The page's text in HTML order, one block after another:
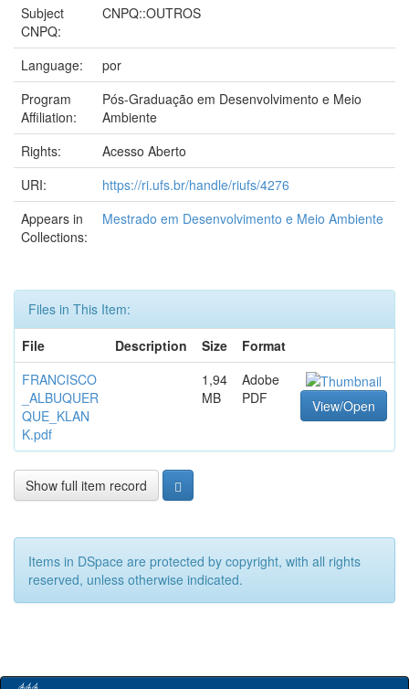
Subject
CNPQ:
CNPQ::OUTROS
Language:
por
Program
Affiliation:
Pós-Graduação em Desenvolvimento e Meio
Ambiente
Rights:
Acesso Aberto
URI:
https://ri.ufs.br/handle/riufs/4276
Appears in
Collections:
Mestrado em Desenvolvimento e Meio Ambiente
Files in This Item:
File
Description Size
Format
FRANCISCO
_ALBUQUER
QUE_KLAN
K.pdf
1,94
MB
Adobe
PDF
View/Open
Show full item record
Items in DSpace are protected by copyright, with all rights
reserved, unless otherwise indicated.